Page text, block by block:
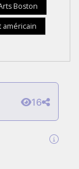
Boston
américain
16